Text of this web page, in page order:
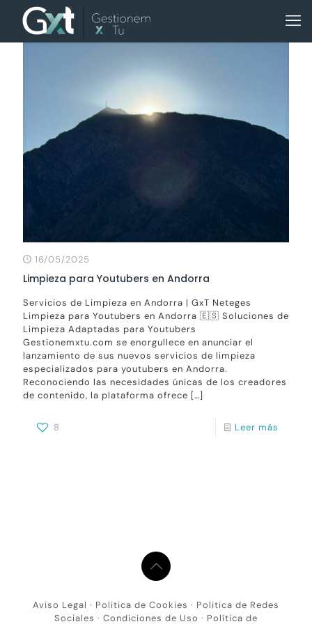
16/05/2025
Limpieza para Youtubers en Andorra
Servicios de Limpieza en Andorra | GxT Neteges
Limpieza para Youtubers en Andorra 🇪🇸 Soluciones de
Limpieza Adaptadas para Youtubers
Gestionemxtu.com se enorgullece en anunciar el
lanzamiento de sus nuevos servicios de limpieza
especializados para youtubers en Andorra.
Reconociendo las necesidades únicas de los creadores
de contenido, la plataforma ofrece […]
8 Leer más
Aviso Legal · Politica de Cookies · Politica de Redes
Sociales · Condiciones de Uso · Política de